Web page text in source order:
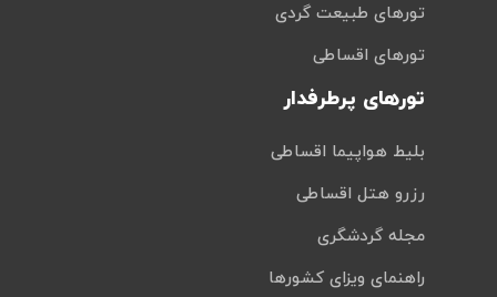
تورهای طبیعت گردی
تورهای اقساطی
تورهای پرطرفدار
بلیط هواپیما اقساطی
رزرو هتل اقساطی
مجله گردشگری
راهنمای ویزای کشورها